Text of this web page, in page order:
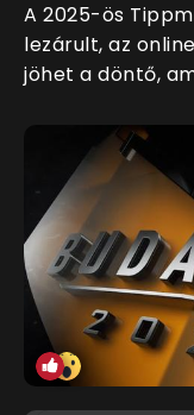
A 2025-ös
lezárult, az
jöhet a döntő,